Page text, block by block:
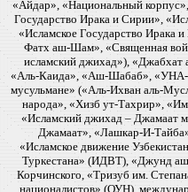
«Айдар», «Национальный
Государство Ирака и Сирии»,
«Исламское Государство
Фатх аш-Шам», «Священная
исламский джихад»),
«Аль-Каида», «Аш-Шабаб», «УНА-
мусульмане» («Аль-Ихван аль-
народа», «Хизб ут-Тахрир»,
«Исламский джихад – Джамаат
Джамаат», «Лашкар-И-
«Исламское движение
Туркестана» (ИДВТ), «Джунд
Корчинского, «Тризуб им.
националистов» (ОУН),